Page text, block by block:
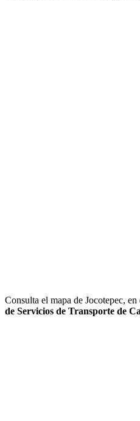
Consulta el mapa de Jocotepec, en
de Servicios de Transporte de